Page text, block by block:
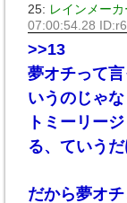
25: レインメー
07:00:54.28
>>13
夢オチって
いうのじゃ
トミーリー
る、ていうだ
だから夢オ